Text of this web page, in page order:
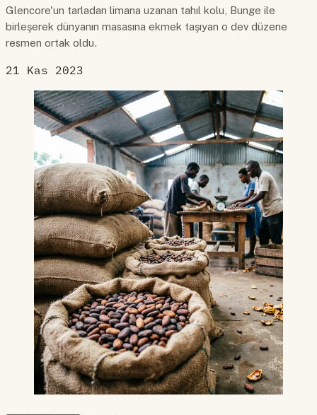
Glencore'un tarladan limana uzanan tahıl kolu, Bunge ile
birleşerek dünyanın masasına ekmek taşıyan o dev düzene
resmen ortak oldu.
21 Kas 2023